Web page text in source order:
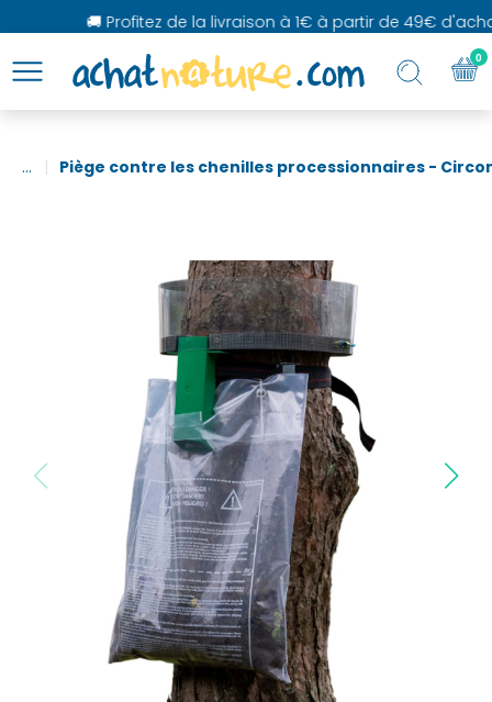
🚚 Profitez de la livraison à 1€ à partir de 49€ d'achat
... Piège contre les chenilles processionnaires -
0